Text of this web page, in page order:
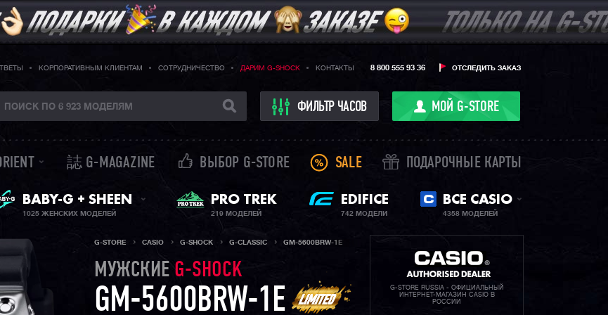
КОРПОРАТИВНЫМ КЛИЕНТАМ СОТРУДНИЧЕСТВО ДАРИМ G-SHOCK КОНТАКТЫ ОТСЛЕДИТЬ ЗАКАЗ
8 800 555 93 36
ФИЛЬТР ЧАСОВ МОЙ G-STORE
誌 G-MAGAZINE ВЫБОР G-STORE SALE ПОДАРОЧНЫЕ КАРТЫ
ЖЕНСКИЕ ЧАСЫ
BABY-G + SHEEN
1025 ЖЕНСКИХ МОДЕЛЕЙ
PRO TREK
219 МОДЕЛЕЙ
EDIFICE
742 МОДЕЛИ
ВСЕ CASIO
4358 МОДЕЛЕЙ
G-STORE CASIO G-SHOCK G-CLASSIC GM-5600BRW-1E
МУЖСКИЕ G-SHOCK
GM-5600BRW-1E
G-STORE RUSSIA - ОФИЦИАЛЬНЫЙ
ИНТЕРНЕТ-МАГАЗИН CASIO В
РОССИИ